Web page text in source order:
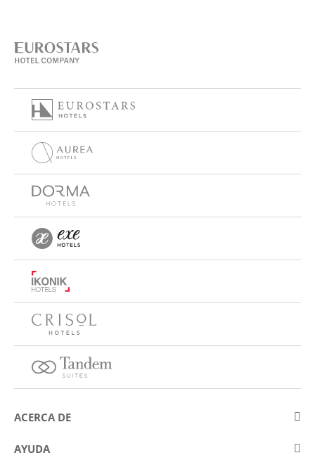
ACERCA DE
Sobre Eurostars Hotel Company
AYUDA